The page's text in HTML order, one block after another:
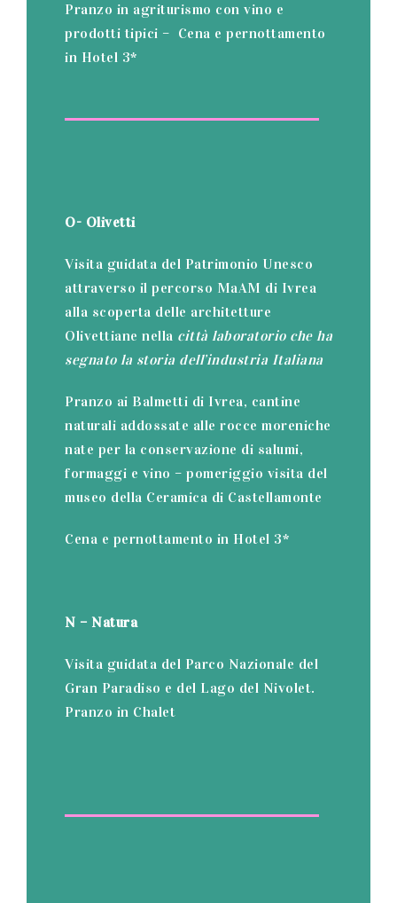
Pranzo in agriturismo con vino e
prodotti tipici – Cena e pernottamento
in Hotel 3*
O- Olivetti
Visita guidata del Patrimonio Unesco
attraverso il percorso MaAM di Ivrea
alla scoperta delle architetture
Olivettiane nella città laboratorio che ha
segnato la storia dell’industria Italiana
Pranzo ai Balmetti di Ivrea, cantine
naturali addossate alle rocce moreniche
nate per la conservazione di salumi,
formaggi e vino – pomeriggio visita del
museo della Ceramica di Castellamonte
Cena e pernottamento in Hotel 3*
N – Natura
Visita guidata del Parco Nazionale del
Gran Paradiso e del Lago del Nivolet.
Pranzo in Chalet